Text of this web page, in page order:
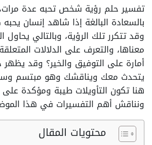
تفسير حلم رؤية شخص تحبه عدة
بالسعادة البالغة إذا شاهد إنسان
وقد تتكرر تلك الرؤية، وبالتالي يحاول
معناها، والتعرف على الدلالات
أمارة على التوفيق والخير؟ وقد
يتحدث معك ويناقشك وهو مبتسم
هنا تكون التأويلات طيبة ومؤكدة على
ونناقش أهم التفسيرات في هذا
محتويات المقال